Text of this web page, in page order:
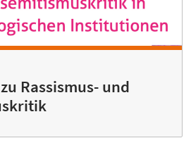
Rassismus- und